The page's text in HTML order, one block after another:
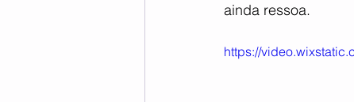
ainda ressoa.
https://